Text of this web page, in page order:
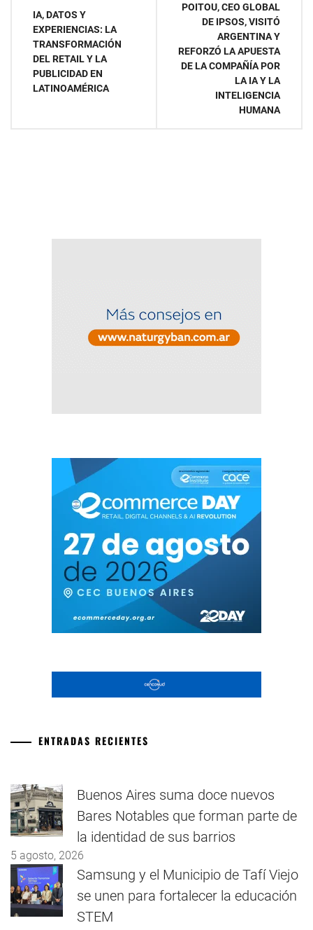
entradas
IA, DATOS Y
EXPERIENCIAS: LA
TRANSFORMACIÓN
DEL RETAIL Y LA
PUBLICIDAD EN
LATINOAMÉRICA
POITOU, CEO GLOBAL
DE IPSOS, VISITÓ
ARGENTINA Y
REFORZÓ LA APUESTA
DE LA COMPAÑÍA POR
LA IA Y LA
INTELIGENCIA
HUMANA
ENTRADAS RECIENTES
Buenos Aires suma doce nuevos
Bares Notables que forman parte de
la identidad de sus barrios
5 agosto, 2026
Samsung y el Municipio de Tafí Viejo
se unen para fortalecer la educación
STEM